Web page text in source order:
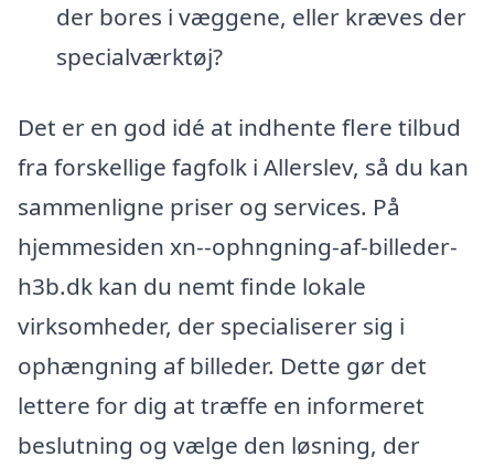
der bores i væggene, eller kræves der
specialværktøj?
Det er en god idé at indhente flere tilbud
fra forskellige fagfolk i Allerslev, så du kan
sammenligne priser og services. På
hjemmesiden xn--ophngning-af-billeder-
h3b.dk kan du nemt finde lokale
virksomheder, der specialiserer sig i
ophængning af billeder. Dette gør det
lettere for dig at træffe en informeret
beslutning og vælge den løsning, der